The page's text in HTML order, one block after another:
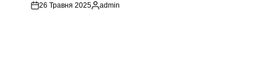
26 Травня 2025
Опубліковано
admin